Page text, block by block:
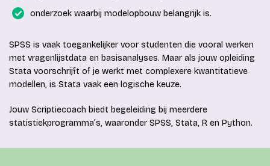
onderzoek waarbij modelopbouw belangrijk is.
SPSS is vaak toegankelijker voor studenten die vooral werken
met vragenlijstdata en basisanalyses. Maar als jouw opleiding
Stata voorschrijft of je werkt met complexere kwantitatieve
modellen, is Stata vaak een logische keuze.
Jouw Scriptiecoach biedt begeleiding bij meerdere
statistiekprogramma’s, waaronder SPSS, Stata, R en Python.